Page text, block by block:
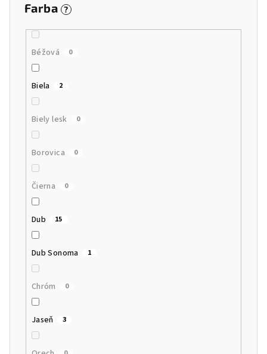
Farba ?
Béžová 0
Biela 2
Biely lesk 0
Borovica 0
Čierna 0
Dub 15
Dub Sonoma 1
Chróm 0
Jaseň 3